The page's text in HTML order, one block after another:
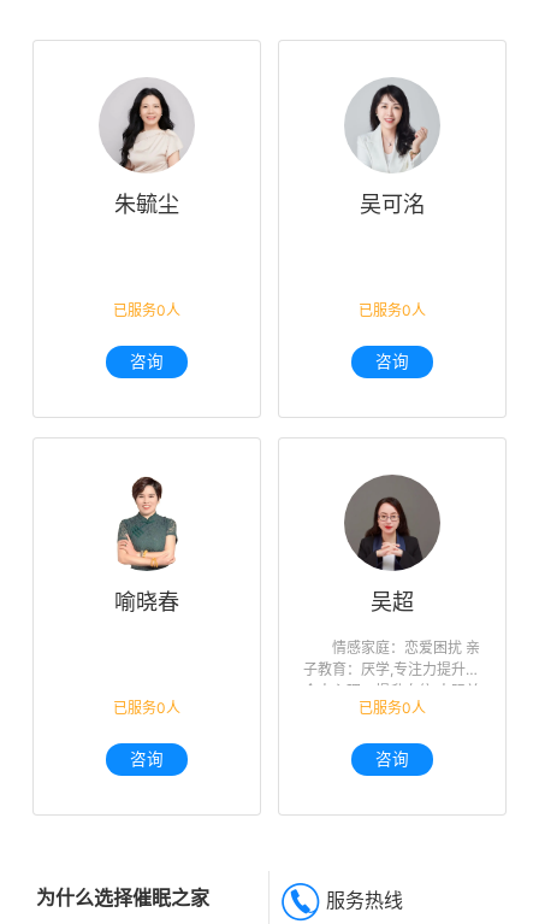
朱毓尘
已服务0人
咨询
吴可洺
已服务0人
咨询
喻晓春
已服务0人
咨询
吴超
情感家庭：恋爱困扰 亲
子教育：厌学,专注力提升
个人心理：提升自信,人际关
系,未来迷茫,职业规划
已服务0人
咨询
为什么选择催眠之家 服务热线